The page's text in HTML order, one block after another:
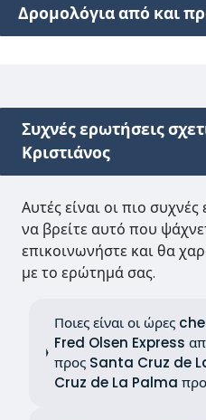
Δρομολόγια από και
Συχνές ερωτήσεις
Κριστιάνος
Αυτές είναι οι πιο
να βρείτε αυτό που
επικοινωνήστε και θα
με το ερώτημά σας.
Ποιες είναι οι ώρες
Fred Olsen Express
προς Santa Cruz de
Cruz de La Palma